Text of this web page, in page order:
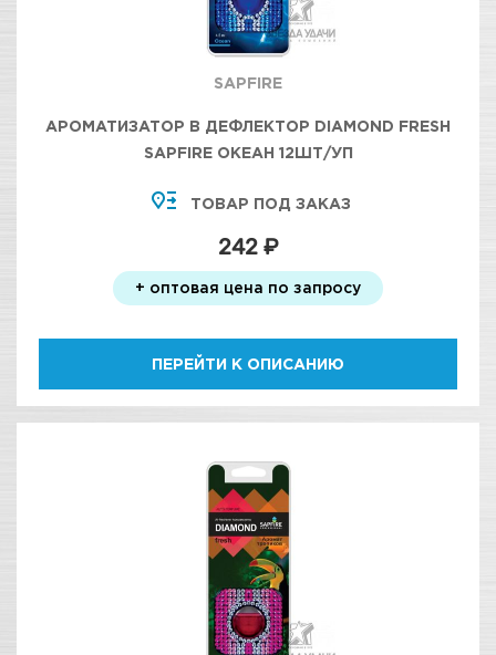
SAPFIRE
АРОМАТИЗАТОР В ДЕФЛЕКТОР DIAMOND FRESH
SAPFIRE ОКЕАН 12ШТ/УП
ТОВАР ПОД ЗАКАЗ
242 ₽
+ оптовая цена по запросу
ПЕРЕЙТИ К ОПИСАНИЮ